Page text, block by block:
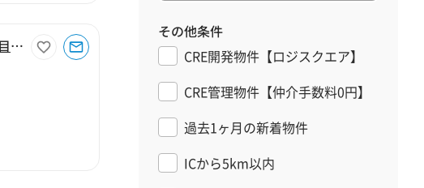
【神奈川県横浜市金沢区】横浜市金沢区福浦2丁目610坪工場
その他条件
CRE開発物件【ロジスクエア】
CRE管理物件【仲介手数料0円】
過去1ヶ月の新着物件
ICから5km以内